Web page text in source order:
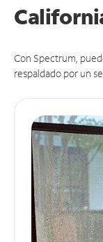
Con Spectrum,
respaldado por un